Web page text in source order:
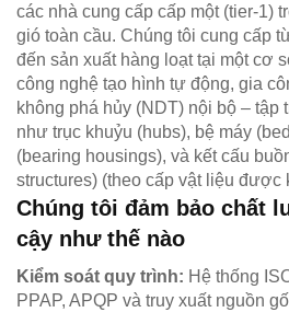
các nhà cung cấp cấp một (tier-1)
gió toàn cầu. Chúng tôi cung cấp
đến sản xuất hàng loạt tại một cơ
công nghệ tạo hình tự động, gia
không phá hủy (NDT) nội bộ – tập
như trục khuỷu (hubs), bệ máy
(bearing housings), và kết cấu
structures) (theo cấp vật liệu được
Chúng tôi đảm bảo chất
cậy như thế nào
Kiểm soát quy trình: Hệ thống
PPAP, APQP và truy xuất nguồn